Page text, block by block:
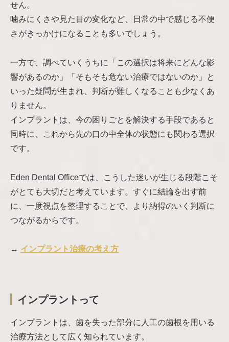
せん。
噛みにくさや見た目の変化など、日常の中で感じる不便
さがきっかけになることも多いでしょう。
一方で、調べていくうちに「この選択は将来にどんな影
響があるのか」「そもそも危ない治療ではないのか」と
いった疑問が生まれ、判断が難しくなることも少なくあ
りません。
インプラントは、今の困りごとを解決する手段であると
同時に、これから先の口の中全体の状態にも関わる選択
です。
Eden Dental Officeでは、こうした迷いが生じる段階こそ
がとても大切だと考えています。すぐに結論を出す前
に、一度視点を整理することで、より納得のいく判断に
つながるからです。
→ インプラント治療の考え方
インプラントって
インプラントは、歯を失った部分に人工の歯根を用いる
治療方法として広く知られています。